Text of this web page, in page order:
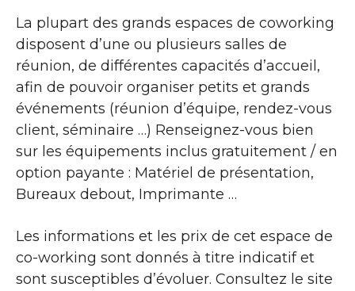
La plupart des grands espaces de coworking
disposent d’une ou plusieurs salles de
réunion, de différentes capacités d’accueil,
afin de pouvoir organiser petits et grands
événements (réunion d’équipe, rendez-vous
client, séminaire …) Renseignez-vous bien
sur les équipements inclus gratuitement / en
option payante : Matériel de présentation,
Bureaux debout, Imprimante …
Les informations et les prix de cet espace de
co-working sont donnés à titre indicatif et
sont susceptibles d’évoluer. Consultez le site